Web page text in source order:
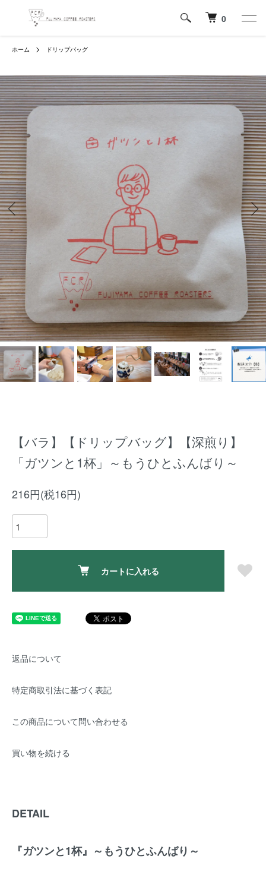
0
ホーム ドリップバッグ
【バラ】【ドリップバッグ】【深煎り】
「ガツンと1杯」～もうひとふんばり～
216円(税16円)
カートに入れる
返品について
特定商取引法に基づく表記
この商品について問い合わせる
買い物を続ける
DETAIL
『ガツンと1杯』～もうひとふんばり～